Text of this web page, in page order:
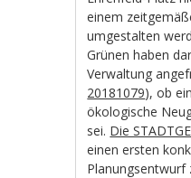
einem
umgestalten
Grünen haben
Verwaltung
20181079), ob
ökologische
sei. Die
einen ersten
Planungsentwurf